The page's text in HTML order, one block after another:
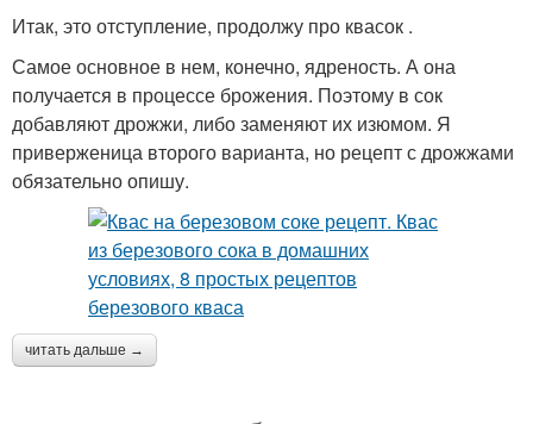
Итак, это отступление, продолжу про квасок .
Самое основное в нем, конечно, ядреность. А она
получается в процессе брожения. Поэтому в сок
добавляют дрожжи, либо заменяют их изюмом. Я
приверженица второго варианта, но рецепт с дрожжами
обязательно опишу.
читать дальше →